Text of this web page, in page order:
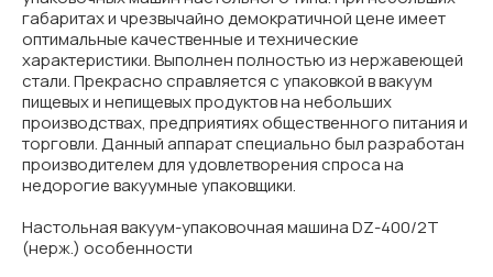
габаритах и чрезвычайно демократичной цене имеет
оптимальные качественные и технические
характеристики. Выполнен полностью из нержавеющей
стали. Прекрасно справляется с упаковкой в вакуум
пищевых и непищевых продуктов на небольших
производствах, предприятиях общественного питания и
торговли. Данный аппарат специально был разработан
производителем для удовлетворения спроса на
недорогие вакуумные упаковщики.
Настольная вакуум-упаковочная машина DZ-400/2T
(нерж.) особенности